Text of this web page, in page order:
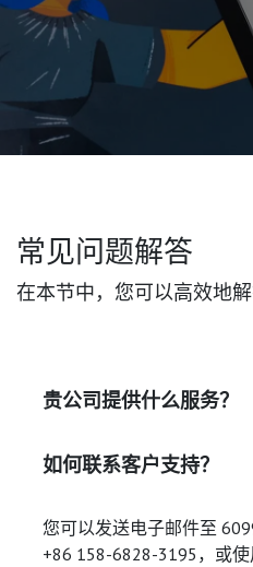
常见问题解答
在本节中，您可以高效地解
贵公司提供什么服务？
如何联系客户支持？
您可以发送电子邮件至
+86 158-6828-3195，或